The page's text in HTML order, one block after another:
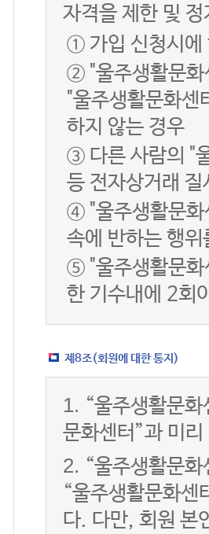
자격을 제한 및
① 가입 신청시에
② "울주생활문화
"울주생활문화센
하지 않는 경우
③ 다른 사람의 "
등 전자상거래
④ "울주생활문화
속에 반하는 행
⑤ "울주생활문화
한 기수내에 2회
제8조(회원에 대한 통지)
1. “울주생활문
문화센터”과 미
2. “울주생활문
“울주생활문화센
다. 다만, 회원 본